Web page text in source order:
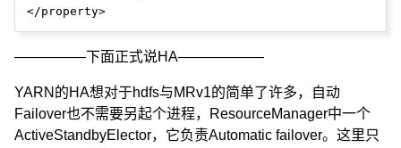
—————下面正式说HA——————
YARN的HA想对于hdfs与MRv1的简单了许多，自动
Failover也不需要另起个进程，ResourceManager中一个
ActiveStandbyElector，它负责Automatic failover。这里只